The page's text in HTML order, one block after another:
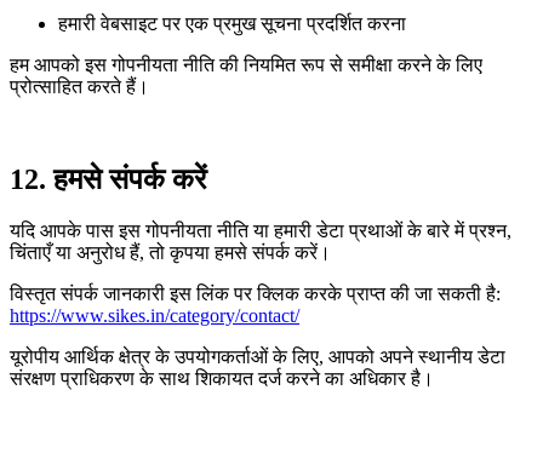
हमारी वेबसाइट पर एक प्रमुख सूचना प्रदर्शित करना
हम आपको इस गोपनीयता नीति की नियमित रूप से समीक्षा करने के लिए
प्रोत्साहित करते हैं।
12. हमसे संपर्क करें
यदि आपके पास इस गोपनीयता नीति या हमारी डेटा प्रथाओं के बारे में प्रश्न,
चिंताएँ या अनुरोध हैं, तो कृपया हमसे संपर्क करें।
विस्तृत संपर्क जानकारी इस लिंक पर क्लिक करके प्राप्त की जा सकती है:
https://www.sikes.in/category/contact/
यूरोपीय आर्थिक क्षेत्र के उपयोगकर्ताओं के लिए, आपको अपने स्थानीय डेटा
संरक्षण प्राधिकरण के साथ शिकायत दर्ज करने का अधिकार है।